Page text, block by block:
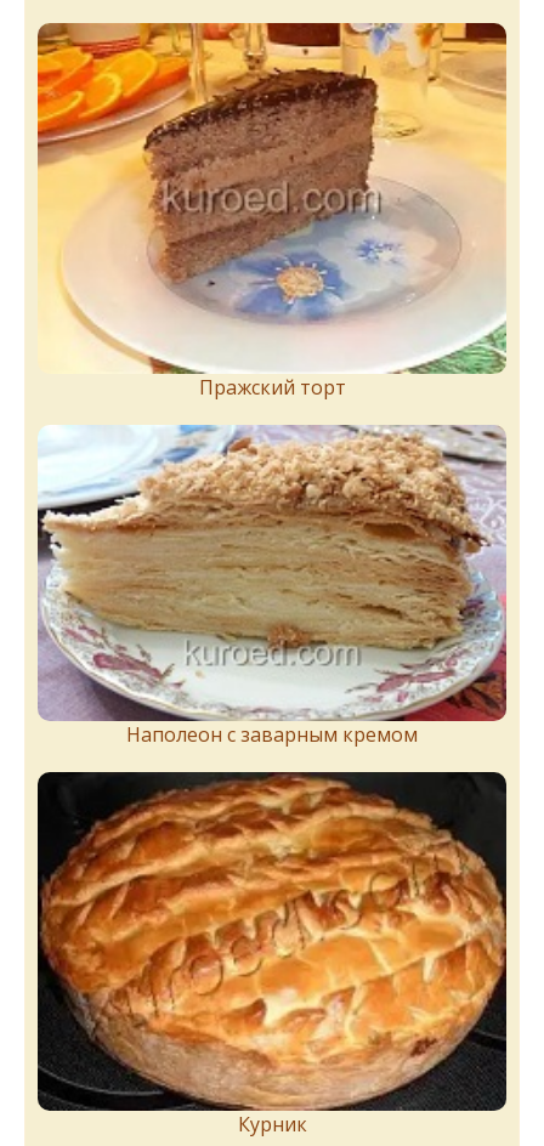
Пражский торт
Наполеон с заварным кремом
Курник